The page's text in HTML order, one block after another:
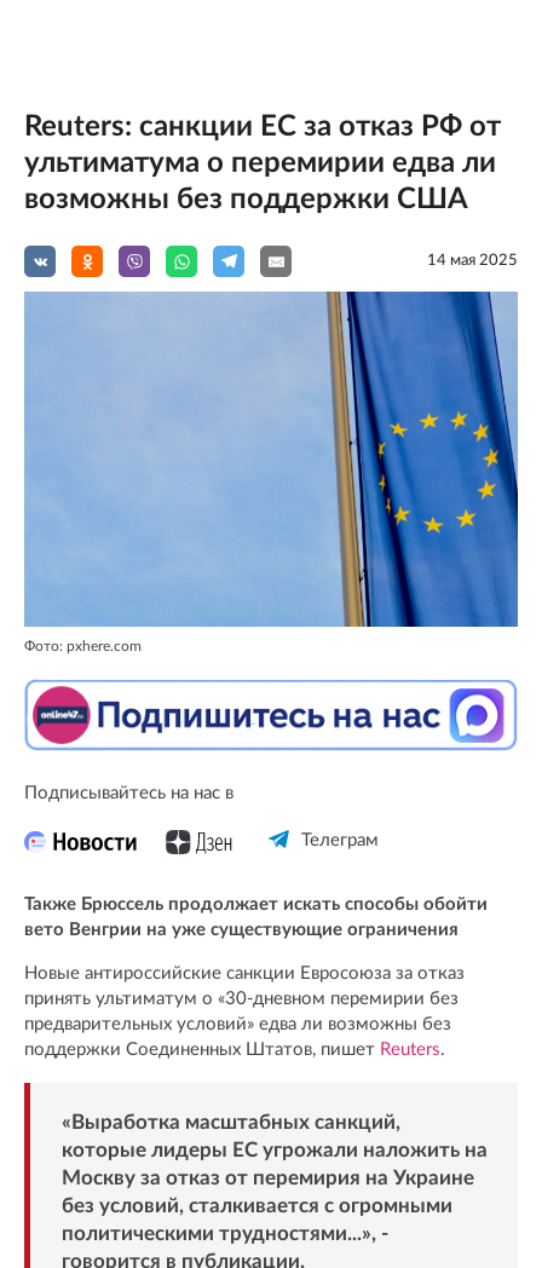
Reuters: санкции ЕС за отказ РФ от
ультиматума о перемирии едва ли
возможны без поддержки США
14 мая 2025
Фото: pxhere.com
Подписывайтесь на нас в
Телеграм
Также Брюссель продолжает искать способы обойти
вето Венгрии на уже существующие ограничения
Новые антироссийские санкции Евросоюза за отказ
принять ультиматум о «30-дневном перемирии без
предварительных условий» едва ли возможны без
поддержки Соединенных Штатов, пишет Reuters.
«Выработка масштабных санкций,
которые лидеры ЕС угрожали наложить на
Москву за отказ от перемирия на Украине
без условий, сталкивается с огромными
политическими трудностями...», -
говорится в публикации.